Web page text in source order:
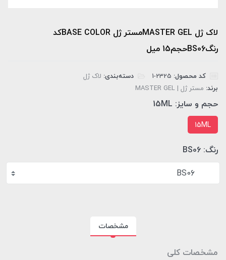
لاک ژل MASTER GELمستر ژل BASE COLORکد
رنگBS06حجم15 میل
کد محصول: دسته‌بندی: لاک ژل
برند: مستر ژل | MASTER GEL
حجم و سایز: 15ML
15ML
رنگ: BS06
BS06
مشخصات
مشخصات کلی